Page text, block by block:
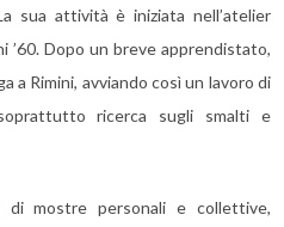
sua attività è iniziata nell’atelier
’60. Dopo un breve apprendistato,
a Rimini, avviando così un lavoro di
ricerca sugli smalti e
di mostre personali e collettive,